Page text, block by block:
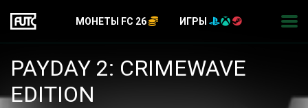
МОНЕТЫ FC 26 ИГРЫ
PAYDAY 2: CRIMEWAVE
EDITION